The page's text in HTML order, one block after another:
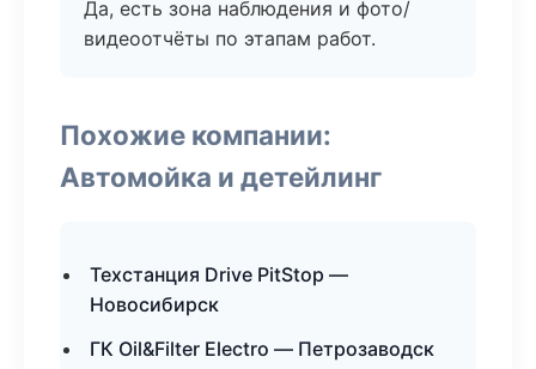
Да, есть зона наблюдения и фото/
видеоотчёты по этапам работ.
Похожие компании:
Автомойка и детейлинг
Техстанция Drive PitStop —
Новосибирск
ГК Oil&Filter Electro — Петрозаводск